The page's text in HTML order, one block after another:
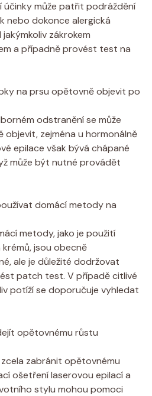
účinky může patřit podráždění
nebo dokonce alergická
zákrokem
a případně provést test na
na prsu opětovně objevit po
odstranění se může
zejména u hormonálně
epilace však bývá chápané
může být nutné provádět
domácí metody na
metody, jako je použití
jsou obecně
ale je důležité dodržovat
patch test. V případě citlivé
potíží se doporučuje vyhledat
opětovnému růstu
zabránit opětovnému
ošetření laserovou epilací a
stylu mohou pomoci